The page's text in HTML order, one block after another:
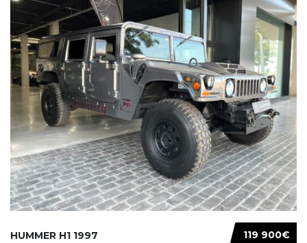
119 900€
HUMMER H1 1997